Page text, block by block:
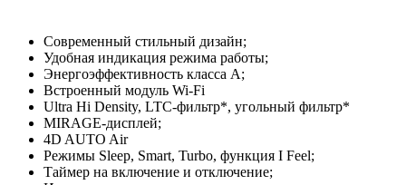
Современный стильный дизайн;
Удобная индикация режима работы;
Энергоэффективность класса А;
Встроенный модуль Wi-Fi
Ultra Hi Density, LTC-фильтр*, угольный фильтр*
MIRAGE-дисплей;
4D AUTO Air
Режимы Sleep, Smart, Turbo, функция I Feel;
Таймер на включение и отключение;